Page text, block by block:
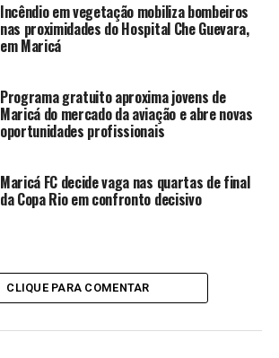
Incêndio em vegetação mobiliza bombeiros
nas proximidades do Hospital Che Guevara,
em Maricá
Programa gratuito aproxima jovens de
Maricá do mercado da aviação e abre novas
oportunidades profissionais
Maricá FC decide vaga nas quartas de final
da Copa Rio em confronto decisivo
CLIQUE PARA COMENTAR